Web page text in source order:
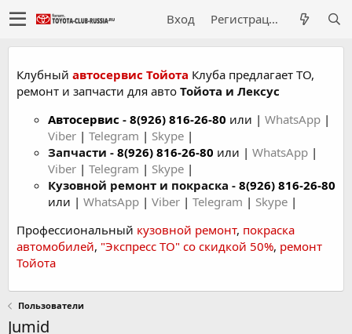
Вход Регистрация
Клубный автосервис Тойота Клуба предлагает ТО,
ремонт и запчасти для авто Тойота и Лексус
Автосервис - 8(926) 816-26-80 или | WhatsApp |
Viber | Telegram | Skype |
Запчасти - 8(926) 816-26-80 или | WhatsApp |
Viber | Telegram | Skype |
Кузовной ремонт и покраска - 8(926) 816-26-80
или | WhatsApp | Viber | Telegram | Skype |
Профессиональный кузовной ремонт, покраска
автомобилей, "Экспресс ТО" со скидкой 50%, ремонт
Тойота
Пользователи
Jumid